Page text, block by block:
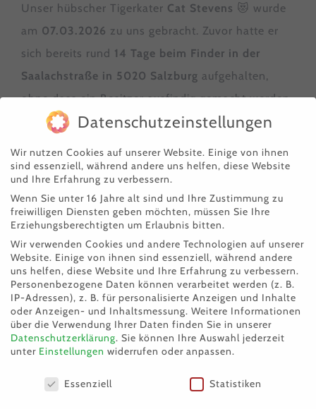
Unser hübscher Tigerkater Cat Stevens 😻 wurde
am 07.03.2026 zu uns gebracht. Zuvor hatte er
sich bereits rund 14 Tage beim Finder in der
Saalachstraße in 5020 Salzburg aufgehalten,
ohne dass ein Besitzer ausfindig gemacht werden
konnte.
Leider ist der charmante Katernicht gechippt,
was die Suche nach seinem Zuhause zusätzlich
erschwert. 🏠💔
👉Wer vermisst diesen wunderschönen Kater?
Bis sich seine Familie meldet, ist Cat Stevens bei
uns herzlich willkommen und wird liebevoll
versorgt. ❤️🐱
Willkommen im Theo, lieber Cat Stevens! 😻🐾
📞 Wenn Sie Cat Stevens kennen oder Hinweise
Datenschutzeinstellungen
Wir nutzen Cookies auf unserer Website. Einige von ihnen
sind essenziell, während andere uns helfen, diese Website
und Ihre Erfahrung zu verbessern.
Wenn Sie unter 16 Jahre alt sind und Ihre Zustimmung zu
freiwilligen Diensten geben möchten, müssen Sie Ihre
Erziehungsberechtigten um Erlaubnis bitten.
Wir verwenden Cookies und andere Technologien auf unserer
Website. Einige von ihnen sind essenziell, während andere
uns helfen, diese Website und Ihre Erfahrung zu verbessern.
Personenbezogene Daten können verarbeitet werden (z. B.
IP-Adressen), z. B. für personalisierte Anzeigen und Inhalte
oder Anzeigen- und Inhaltsmessung. Weitere Informationen
über die Verwendung Ihrer Daten finden Sie in unserer
Datenschutzerklärung. Sie können Ihre Auswahl jederzeit
unter Einstellungen widerrufen oder anpassen.
Datenschutzeinstellungen
Essenziell Statistiken